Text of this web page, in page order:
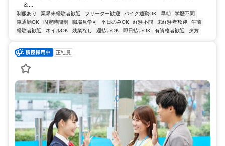
＆...
制服あり 業界未経験者歓迎 フリーター歓迎 バイク通勤OK 早朝
学歴不問
車通勤OK
固定時間制 職場見学可 平日のみOK 経験不問 未経験者歓迎
午前
経験者歓迎
ネイルOK 残業なし 週払いOK 即日払いOK 有資格者歓迎 夕方
正社員